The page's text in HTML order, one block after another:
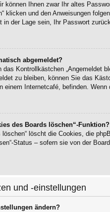
können Ihnen zwar Ihr altes
klicken und den Anweisungen
in der Lage sein, Ihr Passwort
abgemeldet?
das Kontrollkästchen „Angemeldet
zu bleiben, können Sie das
einem Internetcafé, befinden.
des Boards löschen“-Funktion?
löschen“ löscht die Cookies, die
Status – sofern sie von der
und -einstellungen
ändern?